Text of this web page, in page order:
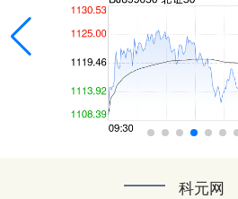
科元网